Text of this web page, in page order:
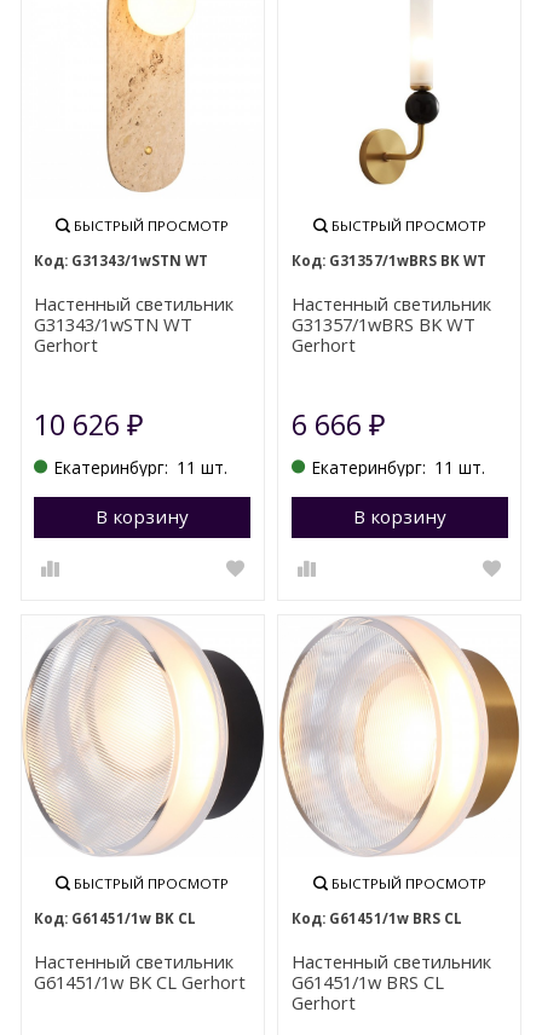
БЫСТРЫЙ ПРОСМОТР
G31343/1wSTN WT
Настенный светильник
G31343/1wSTN WT
Gerhort
10 626₽
Екатеринбург: 11 шт.
В корзину Перейти в корзину
БЫСТРЫЙ ПРОСМОТР
G31357/1wBRS BK WT
Настенный светильник
G31357/1wBRS BK WT
Gerhort
6 666 ₽
Екатеринбург: 11 шт.
В корзину
БЫСТРЫЙ ПРОСМОТР
G61451/1w BK CL
Настенный светильник
G61451/1w BK CL Gerhort
БЫСТРЫЙ ПРОСМОТР
G61451/1w BRS CL
Настенный светильник
G61451/1w BRS CL
Gerhort